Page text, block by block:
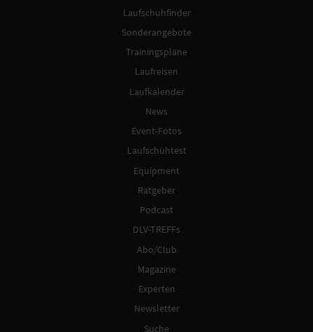
Laufschuhfinder
Sonderangebote
Trainingspläne
Laufreisen
Laufkalender
News
Event-Fotos
Laufschuhtest
Equipment
Ratgeber
Podcast
DLV-TREFFs
Abo/Club
Magazine
Experten
Newsletter
Suche